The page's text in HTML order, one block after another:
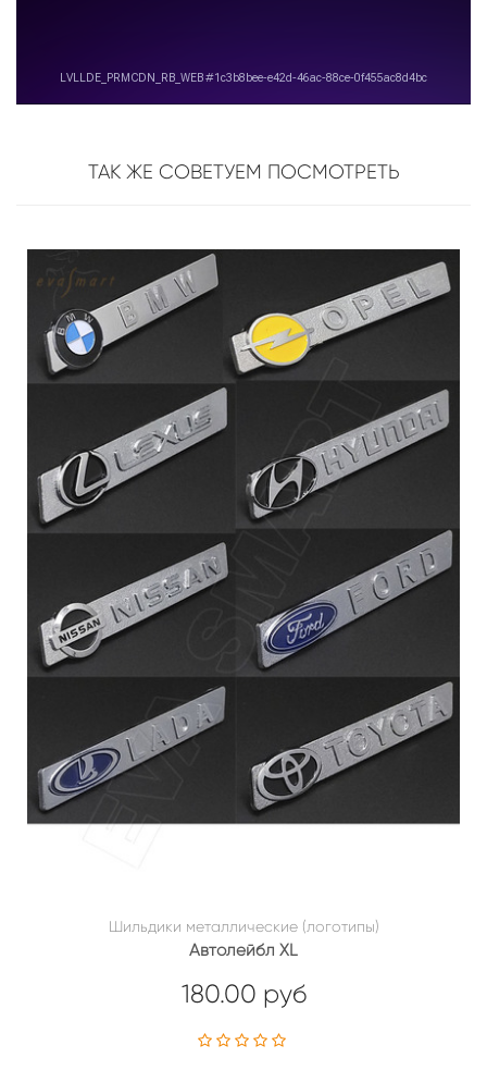
ТАК ЖЕ СОВЕТУЕМ ПОСМОТРЕТЬ
Шильдики металлические (логотипы)
Автолейбл XL
180.00 руб